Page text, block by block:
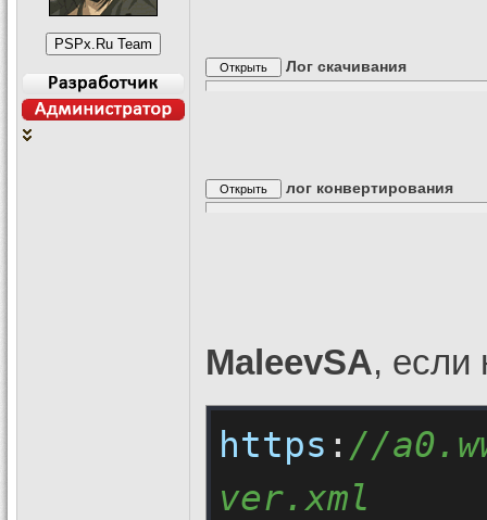
Лог скачивания
лог конвертирования
MaleevSA, если
https : //
ver.xml